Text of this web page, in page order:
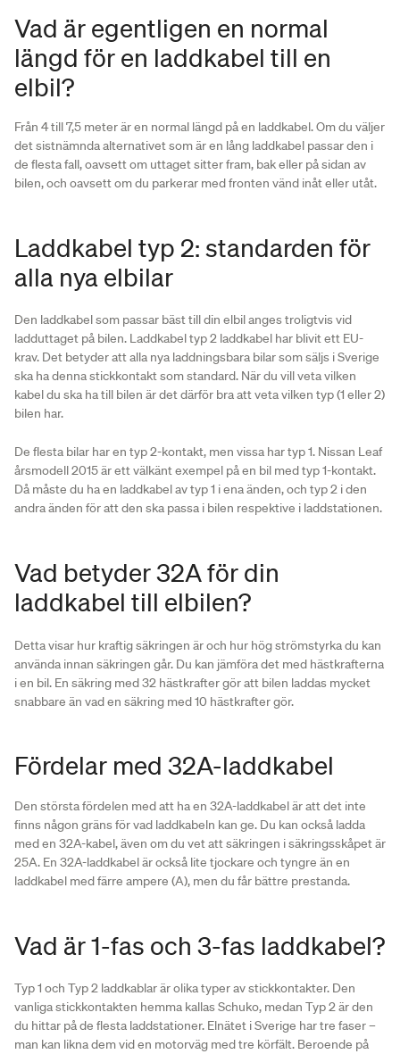
Vad är egentligen en normal
längd för en laddkabel till en
elbil?
Från 4 till 7,5 meter är en normal längd på en laddkabel. Om du väljer
det sistnämnda alternativet som är en lång laddkabel passar den i
de flesta fall, oavsett om uttaget sitter fram, bak eller på sidan av
bilen, och oavsett om du parkerar med fronten vänd inåt eller utåt.
Laddkabel typ 2: standarden för
alla nya elbilar
Den laddkabel som passar bäst till din elbil anges troligtvis vid
ladduttaget på bilen. Laddkabel typ 2 laddkabel har blivit ett EU-
krav. Det betyder att alla nya laddningsbara bilar som säljs i Sverige
ska ha denna stickkontakt som standard. När du vill veta vilken
kabel du ska ha till bilen är det därför bra att veta vilken typ (1 eller 2)
bilen har.
De flesta bilar har en typ 2-kontakt, men vissa har typ 1. Nissan Leaf
årsmodell 2015 är ett välkänt exempel på en bil med typ 1-kontakt.
Då måste du ha en laddkabel av typ 1 i ena änden, och typ 2 i den
andra änden för att den ska passa i bilen respektive i laddstationen.
Vad betyder 32A för din
laddkabel till elbilen?
Detta visar hur kraftig säkringen är och hur hög strömstyrka du kan
använda innan säkringen går. Du kan jämföra det med hästkrafterna
i en bil. En säkring med 32 hästkrafter gör att bilen laddas mycket
snabbare än vad en säkring med 10 hästkrafter gör.
Fördelar med 32A-laddkabel
Den största fördelen med att ha en 32A-laddkabel är att det inte
finns någon gräns för vad laddkabeln kan ge. Du kan också ladda
med en 32A-kabel, även om du vet att säkringen i säkringsskåpet är
25A. En 32A-laddkabel är också lite tjockare och tyngre än en
laddkabel med färre ampere (A), men du får bättre prestanda.
Vad är 1-fas och 3-fas laddkabel?
Typ 1 och Typ 2 laddkablar är olika typer av stickkontakter. Den
vanliga stickkontakten hemma kallas Schuko, medan Typ 2 är den
du hittar på de flesta laddstationer. Elnätet i Sverige har tre faser –
man kan likna dem vid en motorväg med tre körfält. Beroende på